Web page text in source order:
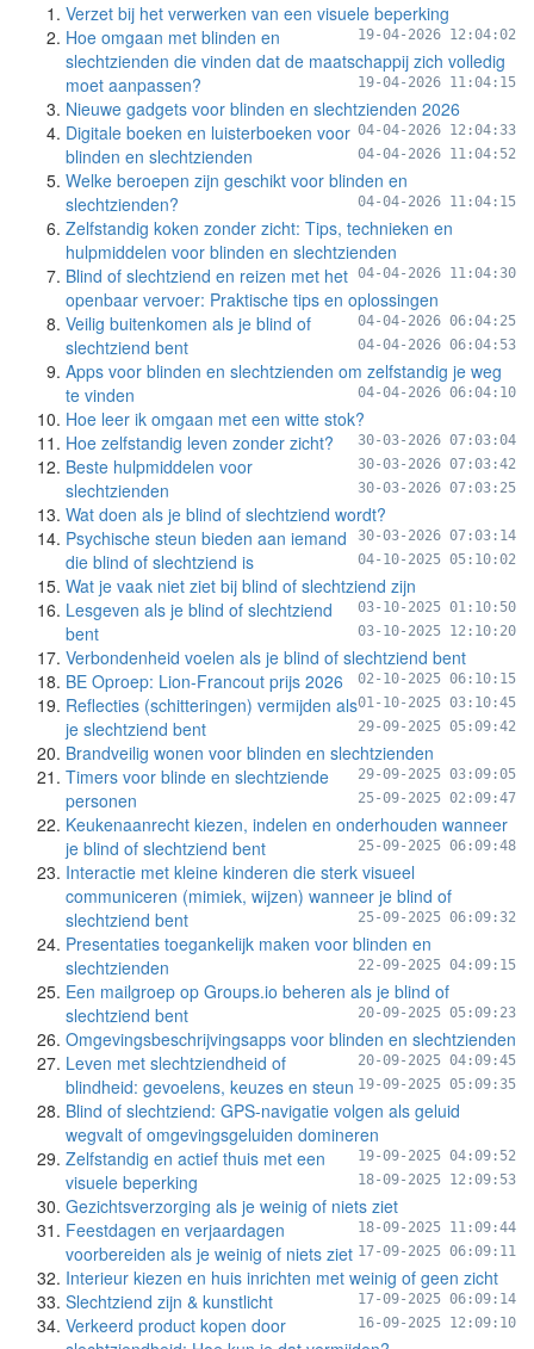
Verzet bij het verwerken van een visuele beperking
19-04-2026 12:04:02
Hoe omgaan met blinden en
slechtzienden die vinden dat de maatschappij zich volledig
moet aanpassen?
19-04-2026 11:04:15
Nieuwe gadgets voor blinden en slechtzienden 2026
04-04-2026 12:04:33
Digitale boeken en luisterboeken voor
blinden en slechtzienden
04-04-2026 11:04:52
Welke beroepen zijn geschikt voor blinden en
slechtzienden?
04-04-2026 11:04:15
Zelfstandig koken zonder zicht: Tips, technieken en
hulpmiddelen voor blinden en slechtzienden
04-04-2026 11:04:30
Blind of slechtziend en reizen met het
openbaar vervoer: Praktische tips en oplossingen
04-04-2026 06:04:25
Veilig buitenkomen als je blind of
slechtziend bent
04-04-2026 06:04:53
Apps voor blinden en slechtzienden om zelfstandig je weg
te vinden
04-04-2026 06:04:10
Hoe leer ik omgaan met een witte stok?
30-03-2026 07:03:04
Hoe zelfstandig leven zonder zicht?
30-03-2026 07:03:42
Beste hulpmiddelen voor
slechtzienden
30-03-2026 07:03:25
Wat doen als je blind of slechtziend wordt?
30-03-2026 07:03:14
Psychische steun bieden aan iemand
die blind of slechtziend is
04-10-2025 05:10:02
Wat je vaak niet ziet bij blind of slechtziend zijn
03-10-2025 01:10:50
Lesgeven als je blind of slechtziend
bent
03-10-2025 12:10:20
Verbondenheid voelen als je blind of slechtziend bent
02-10-2025 06:10:15
BE Oproep: Lion-Francout prijs 2026
01-10-2025 03:10:45
Reflecties (schitteringen) vermijden als
je slechtziend bent
29-09-2025 05:09:42
Brandveilig wonen voor blinden en slechtzienden
29-09-2025 03:09:05
Timers voor blinde en slechtziende
personen
25-09-2025 02:09:47
Keukenaanrecht kiezen, indelen en onderhouden wanneer
je blind of slechtziend bent
25-09-2025 06:09:48
Interactie met kleine kinderen die sterk visueel
communiceren (mimiek, wijzen) wanneer je blind of
slechtziend bent
25-09-2025 06:09:32
Presentaties toegankelijk maken voor blinden en
slechtzienden
22-09-2025 04:09:15
Een mailgroep op Groups.io beheren als je blind of
slechtziend bent
20-09-2025 05:09:23
Omgevingsbeschrijvingsapps voor blinden en slechtzienden
20-09-2025 04:09:45
Leven met slechtziendheid of
blindheid: gevoelens, keuzes en steun 19-09-2025 05:09:35
Blind of slechtziend: GPS-navigatie volgen als geluid
wegvalt of omgevingsgeluiden domineren
19-09-2025 04:09:52
Zelfstandig en actief thuis met een
visuele beperking
18-09-2025 12:09:53
Gezichtsverzorging als je weinig of niets ziet
18-09-2025 11:09:44
Feestdagen en verjaardagen
voorbereiden als je weinig of niets ziet 17-09-2025 06:09:11
Interieur kiezen en huis inrichten met weinig of geen zicht
17-09-2025 06:09:14
Slechtziend zijn & kunstlicht
16-09-2025 12:09:10
Verkeerd product kopen door